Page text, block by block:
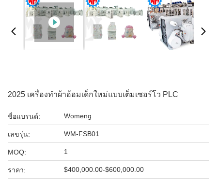
2025 เครื่องทําผ้าอ้อมเด็กใหม่แบบเต็มเซอร์โว PLC
ชื่อแบรนด์: Womeng
เลขรุ่น: WM-FSB01
MOQ: 1
ราคา: $400,000.00-$600,000.00